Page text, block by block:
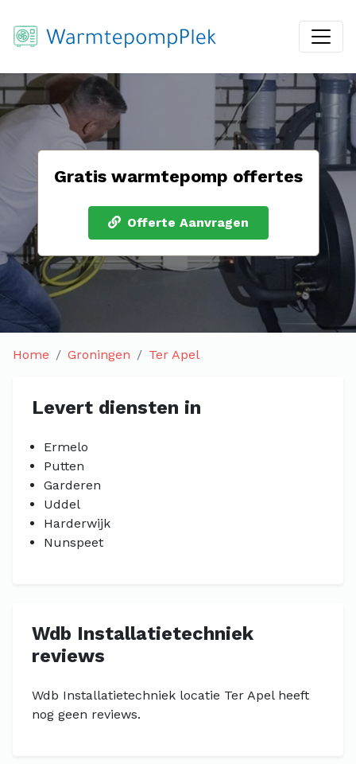
Gratis warmtepomp offertes
Offerte Aanvragen
Home Groningen Ter Apel
Levert diensten in
Ermelo
Putten
Garderen
Uddel
Harderwijk
Nunspeet
Wdb Installatietechniek
reviews
Wdb Installatietechniek locatie Ter Apel heeft
nog geen reviews.